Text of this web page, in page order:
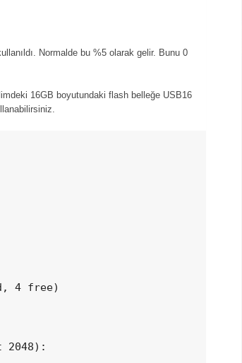
Normalde bu %5 olarak gelir. Bunu 0
16GB boyutundaki flash belleğe USB16
4 free)
2048):